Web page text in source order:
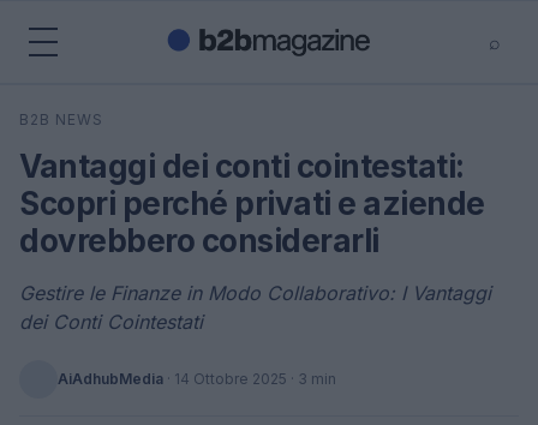
⌕
Cerca
B2B NEWS
Vantaggi dei conti cointestati:
Scopri perché privati e aziende
dovrebbero considerarli
Gestire le Finanze in Modo Collaborativo: I Vantaggi
dei Conti Cointestati
AiAdhubMedia · 14 Ottobre 2025 · 3 min